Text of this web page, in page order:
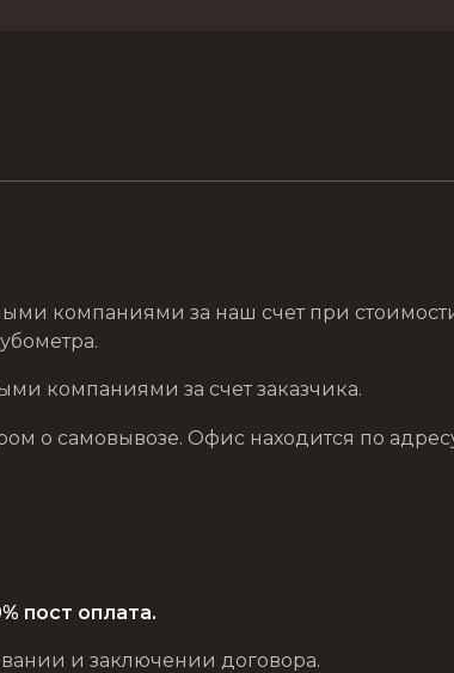
компаниями за наш счет при
компаниями за счет заказчика.
о самовывозе. Офис находится по адресу:
пост оплата.
и заключении договора.